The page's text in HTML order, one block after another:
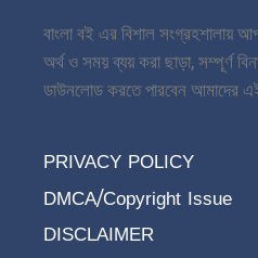
বাংলা বই এর বিশাল সংগ্রহশালায়
অর্থ ও সময় ব্যয় করা ছাড়া, সম্পূর্ণ
ডাউনলোড করতে পারবেন আমাদের
PRIVACY POLICY
DMCA/Copyright Issue
DISCLAIMER